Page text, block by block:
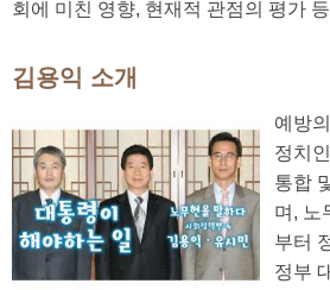
회에 미친 영향, 현재적 관점의 평가
김용익 소개
예방
정치
통합
며, 노
부터
정부